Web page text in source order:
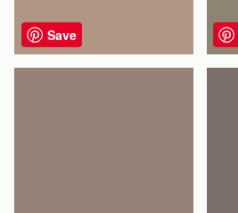
Save